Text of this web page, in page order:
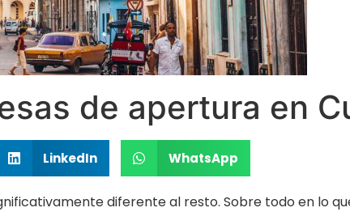
de apertura en
LinkedIn WhatsApp
diferente al resto. Sobre todo en lo